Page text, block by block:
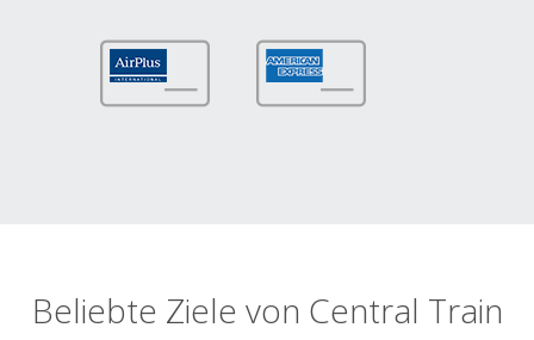
Beliebte Ziele von Central Train